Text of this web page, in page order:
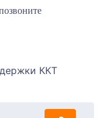
ККТ